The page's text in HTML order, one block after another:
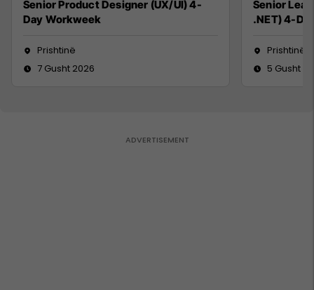
Senior Product Designer (UX/UI) 4-
Day Workweek
Prishtinë
7 Gusht 2026
Senior
.NET) 4-
Prishtinë
5 Gusht